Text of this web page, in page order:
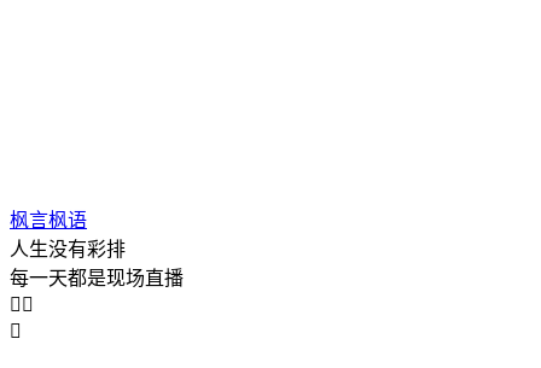
枫言枫语
人生没有彩排
每一天都是现场直播
 
